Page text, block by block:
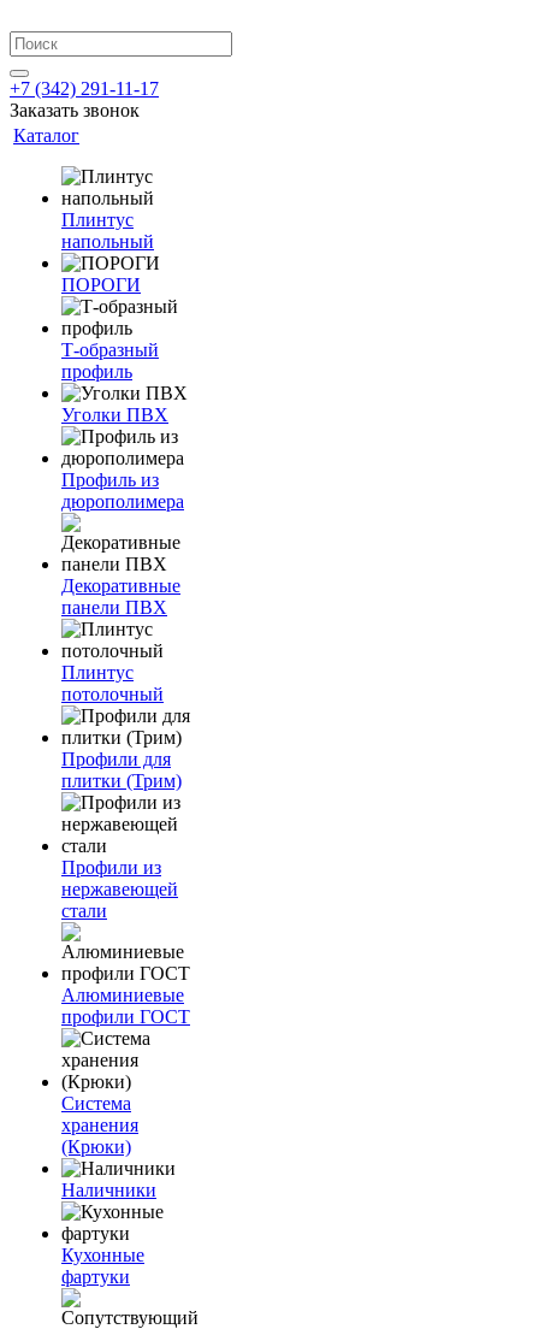
+7 (342) 291-11-17
Заказать звонок
Каталог
Плинтус
напольный
ПОРОГИ
Т-образный
профиль
Уголки ПВХ
Профиль из
дюрополимера
Декоративные
панели ПВХ
Плинтус
потолочный
Профили для
плитки (Трим)
Профили из
нержавеющей
стали
Алюминиевые
профили ГОСТ
Система
хранения
(Крюки)
Наличники
Кухонные
фартуки